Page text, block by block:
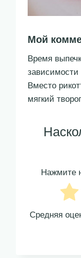
Мой
Время
Вместо
мягкий
Нажмите
Средняя